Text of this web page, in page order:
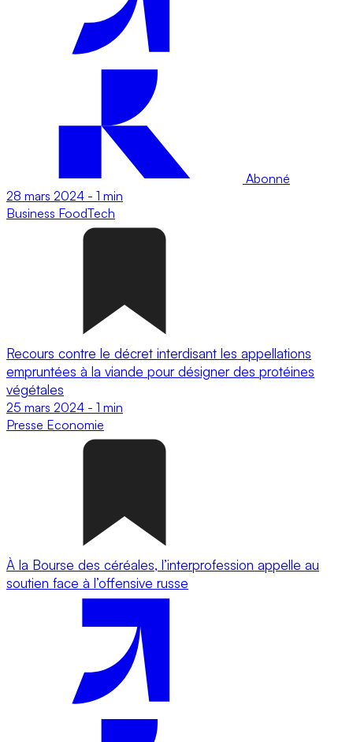
Abonné
28 mars 2024 - 1 min
Business FoodTech
Recours contre le décret interdisant les appellations
empruntées à la viande pour désigner des protéines
végétales
25 mars 2024 - 1 min
Presse Economie
À la Bourse des céréales, l’interprofession appelle au
soutien face à l’offensive russe